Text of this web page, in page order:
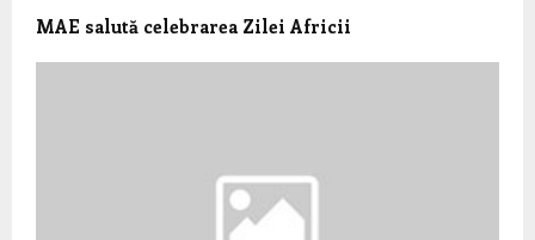
MAE salută celebrarea Zilei Africii